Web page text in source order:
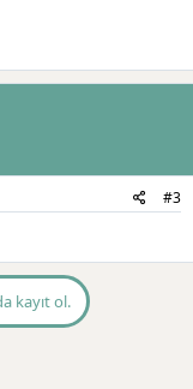
#3
kayıt ol.